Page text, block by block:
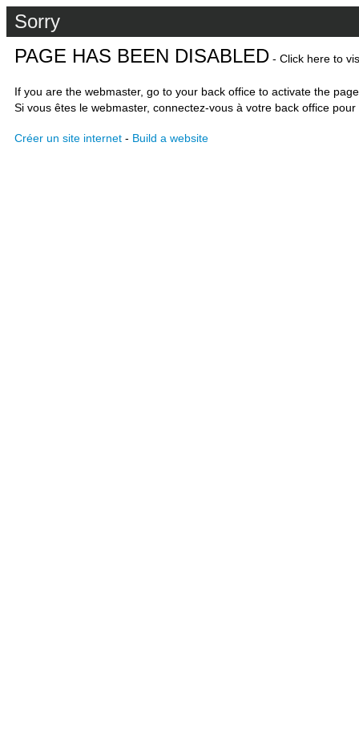
Sorry
PAGE HAS BEEN DISABLED - Click here to
If you are the webmaster, go to your back office to activate the
Si vous êtes le webmaster, connectez-vous à votre back office
Créer un site internet - Build a website